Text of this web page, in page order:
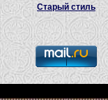
Старый стиль